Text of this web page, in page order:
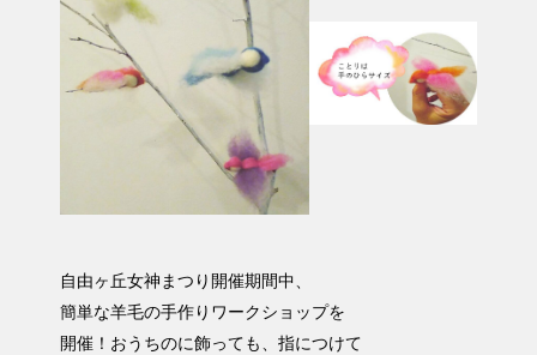
自由ヶ丘女神まつり開催期間中、
簡単な羊毛の手作りワークショップを
開催！おうちのに飾っても、指につけて